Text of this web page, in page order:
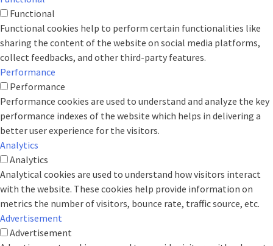
Functional
Functional cookies help to perform certain functionalities like
sharing the content of the website on social media platforms,
collect feedbacks, and other third-party features.
Performance
Performance
Performance cookies are used to understand and analyze the key
performance indexes of the website which helps in delivering a
better user experience for the visitors.
Analytics
Analytics
Analytical cookies are used to understand how visitors interact
with the website. These cookies help provide information on
metrics the number of visitors, bounce rate, traffic source, etc.
Advertisement
Advertisement